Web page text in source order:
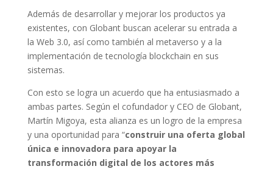
Además de desarrollar y mejorar los productos ya
existentes, con Globant buscan acelerar su entrada a
la Web 3.0, así como también al metaverso y a la
implementación de tecnología blockchain en sus
sistemas.
Con esto se logra un acuerdo que ha entusiasmado a
ambas partes. Según el cofundador y CEO de Globant,
Martín Migoya, esta alianza es un logro de la empresa
y una oportunidad para “construir una oferta global
única e innovadora para apoyar la
transformación digital de los actores más